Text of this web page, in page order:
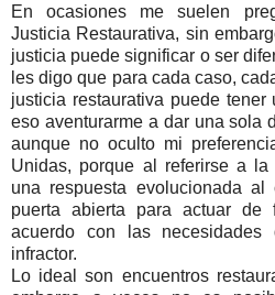
En ocasiones me suelen
Justicia Restaurativa, sin
justicia puede significar o ser
les digo que para cada caso,
justicia restaurativa puede
eso aventurarme a dar una sola
aunque no oculto mi
Unidas, porque al referirse a la
una respuesta evolucionada al
puerta abierta para actuar de
acuerdo con las
infractor.
Lo ideal son encuentros